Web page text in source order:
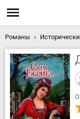
Романы